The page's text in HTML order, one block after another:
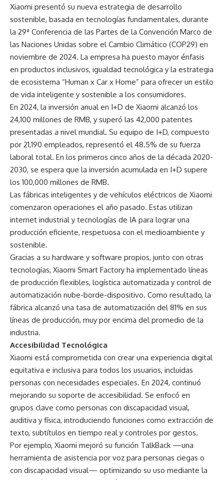
Xiaomi presentó su nueva estrategia de desarrollo
sostenible, basada en tecnologías fundamentales, durante
la 29ª Conferencia de las Partes de la Convención Marco de
las Naciones Unidas sobre el Cambio Climático (COP29) en
noviembre de 2024. La empresa ha puesto mayor énfasis
en productos inclusivos, igualdad tecnológica y la estrategia
de ecosistema “Human x Car x Home” para ofrecer un estilo
de vida inteligente y sostenible a los consumidores.
En 2024, la inversión anual en I+D de Xiaomi alcanzó los
24,100 millones de RMB, y superó las 42,000 patentes
presentadas a nivel mundial. Su equipo de I+D, compuesto
por 21,190 empleados, representó el 48.5% de su fuerza
laboral total. En los primeros cinco años de la década 2020-
2030, se espera que la inversión acumulada en I+D supere
los 100,000 millones de RMB.
Las fábricas inteligentes y de vehículos eléctricos de Xiaomi
comenzaron operaciones el año pasado. Estas utilizan
internet industrial y tecnologías de IA para lograr una
producción eficiente, respetuosa con el medioambiente y
sostenible.
Gracias a su hardware y software propios, junto con otras
tecnologías, Xiaomi Smart Factory ha implementado líneas
de producción flexibles, logística automatizada y control de
automatización nube-borde-dispositivo. Como resultado, la
fábrica alcanzó una tasa de automatización del 81% en sus
líneas de producción, muy por encima del promedio de la
industria.
Accesibilidad Tecnológica
Xiaomi está comprometida con crear una experiencia digital
equitativa e inclusiva para todos los usuarios, incluidas
personas con necesidades especiales. En 2024, continuó
mejorando su soporte de accesibilidad. Se enfocó en
grupos clave como personas con discapacidad visual,
auditiva y física, introduciendo funciones como extracción de
texto, subtítulos en tiempo real y controles por gestos.
Por ejemplo, Xiaomi mejoró su función TalkBack —una
herramienta de asistencia por voz para personas ciegas o
con discapacidad visual— optimizando su uso mediante la